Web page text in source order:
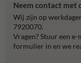
Neem contact met
Wij zijn op
7920070.
Vragen? Stuur een e-
formulier in en we